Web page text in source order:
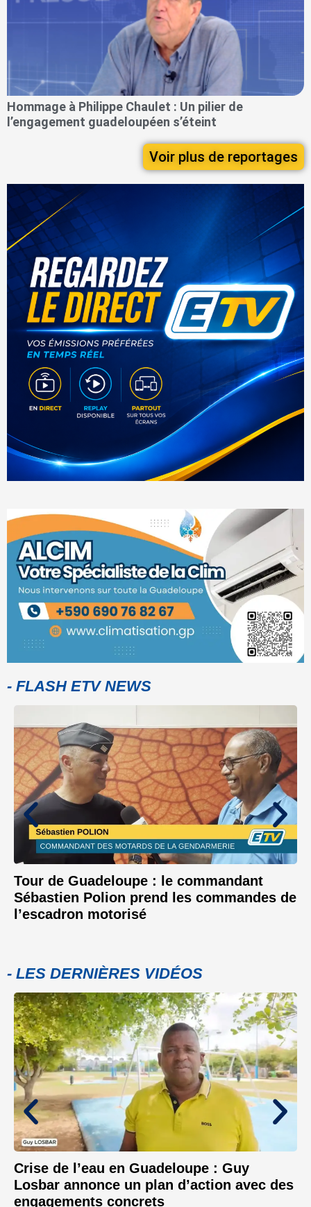
Hommage à Philippe Chaulet : Un pilier de
l’engagement guadeloupéen s’éteint
Voir plus de reportages
- FLASH ETV NEWS
Tour de Guadeloupe : le commandant
Sébastien Polion prend les commandes de
l’escadron motorisé
- LES DERNIÈRES VIDÉOS
Crise de l’eau en Guadeloupe : Guy
Losbar annonce un plan d’action avec des
engagements concrets